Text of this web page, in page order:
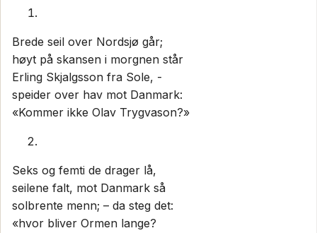
Brede seil over Nordsjø går;
høyt på skansen i morgnen står
Erling Skjalgsson fra Sole, -
speider over hav mot Danmark:
«Kommer ikke Olav Trygvason?»
Seks og femti de drager lå,
seilene falt, mot Danmark så
solbrente menn; – da steg det:
«hvor bliver Ormen lange?